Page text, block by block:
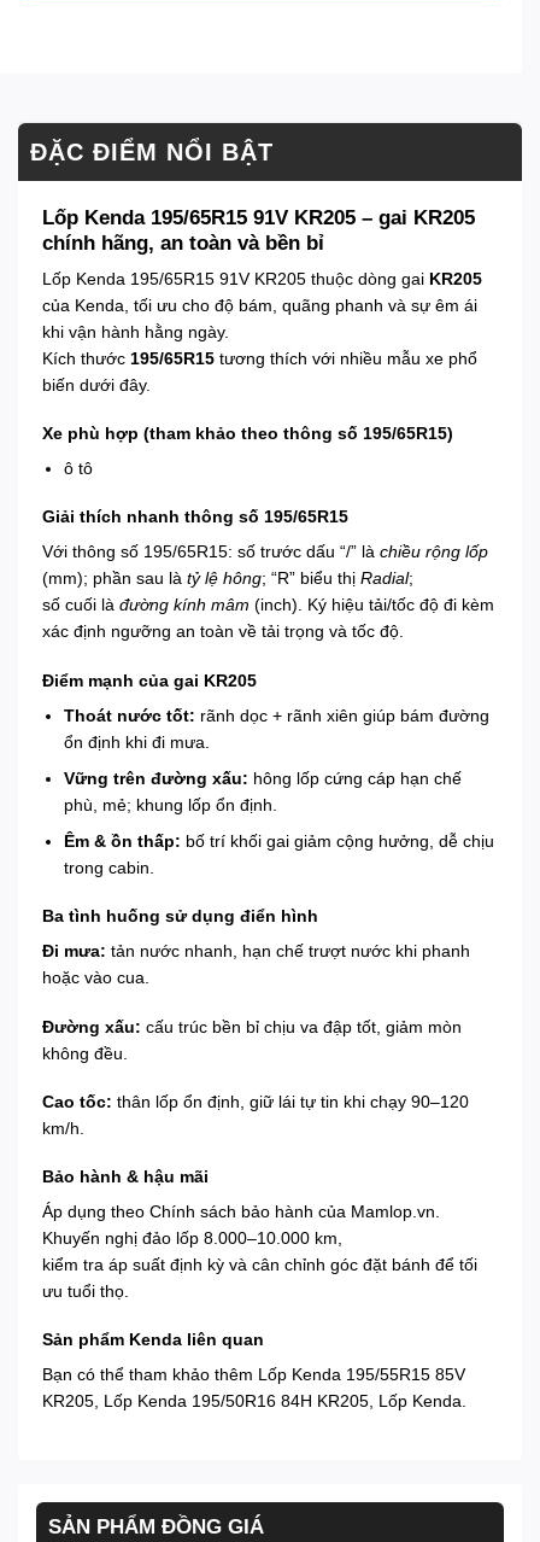
ĐẶC ĐIỂM NỔI BẬT
Lốp Kenda 195/65R15 91V KR205 – gai KR205
chính hãng, an toàn và bền bỉ
Lốp Kenda 195/65R15 91V KR205 thuộc dòng gai KR205
của Kenda, tối ưu cho độ bám, quãng phanh và sự êm ái
khi vận hành hằng ngày.
Kích thước 195/65R15 tương thích với nhiều mẫu xe phổ
biến dưới đây.
Xe phù hợp (tham khảo theo thông số 195/65R15)
ô tô
Giải thích nhanh thông số 195/65R15
Với thông số 195/65R15: số trước dấu “/” là chiều rộng lốp
(mm); phần sau là tỷ lệ hông; “R” biểu thị Radial;
số cuối là đường kính mâm (inch). Ký hiệu tải/tốc độ đi kèm
xác định ngưỡng an toàn về tải trọng và tốc độ.
Điểm mạnh của gai KR205
Thoát nước tốt: rãnh dọc + rãnh xiên giúp bám đường
ổn định khi đi mưa.
Vững trên đường xấu: hông lốp cứng cáp hạn chế
phù, mẻ; khung lốp ổn định.
Êm & ồn thấp: bố trí khối gai giảm cộng hưởng, dễ chịu
trong cabin.
Ba tình huống sử dụng điển hình
Đi mưa: tản nước nhanh, hạn chế trượt nước khi phanh
hoặc vào cua.
Đường xấu: cấu trúc bền bỉ chịu va đập tốt, giảm mòn
không đều.
Cao tốc: thân lốp ổn định, giữ lái tự tin khi chạy 90–120
km/h.
Bảo hành & hậu mãi
Áp dụng theo Chính sách bảo hành của Mamlop.vn.
Khuyến nghị đảo lốp 8.000–10.000 km,
kiểm tra áp suất định kỳ và cân chỉnh góc đặt bánh để tối
ưu tuổi thọ.
Sản phẩm Kenda liên quan
Bạn có thể tham khảo thêm Lốp Kenda 195/55R15 85V
KR205, Lốp Kenda 195/50R16 84H KR205, Lốp Kenda.
SẢN PHẨM ĐỒNG GIÁ